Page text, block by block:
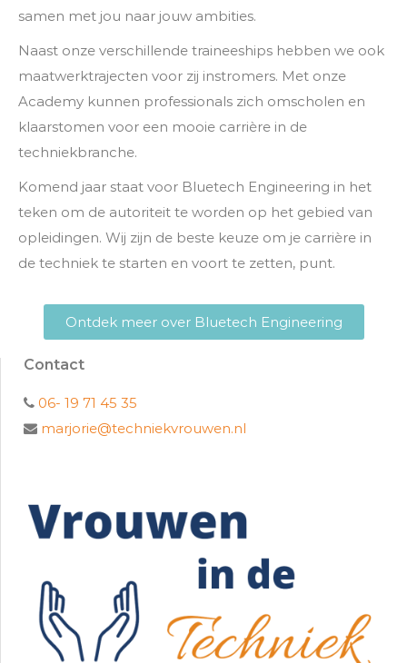
samen met jou naar jouw ambities.
Naast onze verschillende traineeships hebben we ook
maatwerktrajecten voor zij instromers. Met onze
Academy kunnen professionals zich omscholen en
klaarstomen voor een mooie carrière in de
techniekbranche.
Komend jaar staat voor Bluetech Engineering in het
teken om de autoriteit te worden op het gebied van
opleidingen. Wij zijn de beste keuze om je carrière in
de techniek te starten en voort te zetten, punt.
Ontdek meer over Bluetech Engineering
Contact
06- 19 71 45 35
marjorie@techniekvrouwen.nl